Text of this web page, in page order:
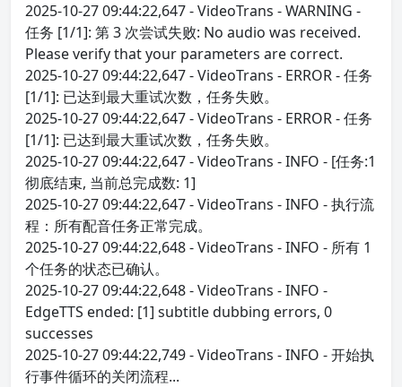
2025-10-27 09:44:22,647 - VideoTrans - WARNING -
任务 [1/1]: 第 3 次尝试失败: No audio was received.
Please verify that your parameters are correct.
2025-10-27 09:44:22,647 - VideoTrans - ERROR - 任务
[1/1]: 已达到最大重试次数，任务失败。
2025-10-27 09:44:22,647 - VideoTrans - ERROR - 任务
[1/1]: 已达到最大重试次数，任务失败。
2025-10-27 09:44:22,647 - VideoTrans - INFO - [任务:1
彻底结束, 当前总完成数: 1]
2025-10-27 09:44:22,647 - VideoTrans - INFO - 执行流
程：所有配音任务正常完成。
2025-10-27 09:44:22,648 - VideoTrans - INFO - 所有 1
个任务的状态已确认。
2025-10-27 09:44:22,648 - VideoTrans - INFO -
EdgeTTS ended: [1] subtitle dubbing errors, 0
successes
2025-10-27 09:44:22,749 - VideoTrans - INFO - 开始执
行事件循环的关闭流程...